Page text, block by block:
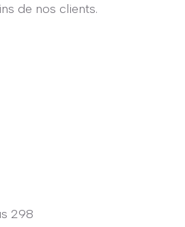
de nos clients.
298